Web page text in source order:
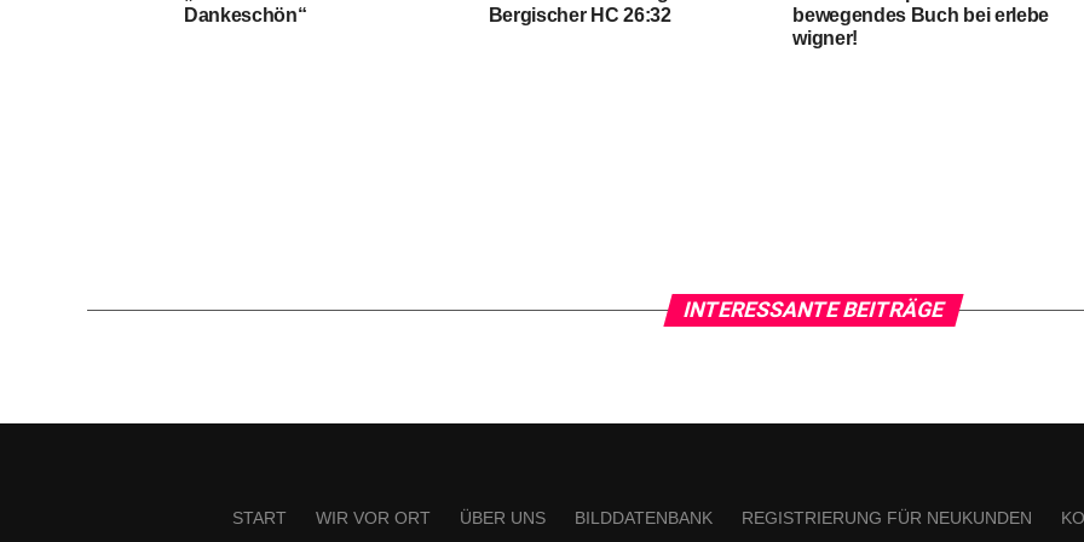
Dankeschön“
Bergischer HC 26:32
bewegendes Buch bei erlebe
wigner!
INTERESSANTE BEITRÄGE
START WIR VOR ORT ÜBER UNS BILDDATENBANK REGISTRIERUNG FÜR NEUKUNDEN